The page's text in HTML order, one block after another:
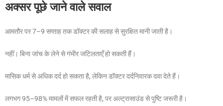
अक्सर पूछे जाने वाले सवाल
आमतौर पर 7–9 सप्ताह तक डॉक्टर की सलाह से सुरक्षित मानी जाती है।
नहीं। बिना जांच के लेने से गंभीर जटिलताएँ हो सकती हैं।
मासिक धर्म से अधिक दर्द हो सकता है, लेकिन डॉक्टर दर्दनिवारक दवा देते हैं।
लगभग 95–98% मामलों में सफल रहती है, पर अल्ट्रासाउंड से पुष्टि जरूरी है।